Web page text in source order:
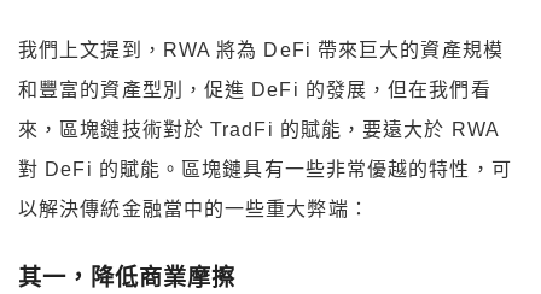
我們上文提到，RWA 將為 DeFi 帶來巨大的資產規模
和豐富的資產型別，促進 DeFi 的發展，但在我們看
來，區塊鏈技術對於 TradFi 的賦能，要遠大於 RWA
對 DeFi 的賦能。區塊鏈具有一些非常優越的特性，可
以解決傳統金融當中的一些重大弊端：
其一，降低商業摩擦